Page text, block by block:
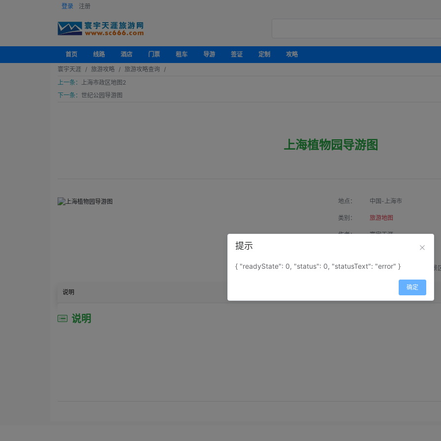
登录 注册
首页 线路 酒店 门票 租车 导游 签证 定制
攻略
寰宇天涯
旅游攻略
旅游攻略查询
上一条： 上海市政区地图2
下一条： 世纪公园导游图
上海植物园导游图
地点： 中国-上海市
类别： 旅游地图
作者： 寰宇天涯
属性： 地图属性： 地图类型-景
说明
说明
提示
{ "readyState": 0, "status": 0, "statusText": "error" }
确定